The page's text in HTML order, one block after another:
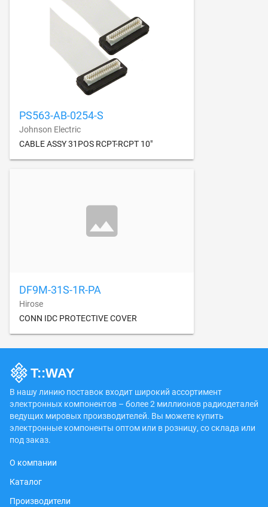
PS563-AB-0254-S
Johnson Electric
CABLE ASSY 31POS RCPT-RCPT 10"
DF9M-31S-1R-PA
Hirose
CONN IDC PROTECTIVE COVER
В нашу линию поставок входит широкий ассортимент
электронных компонентов – более 2 миллионов радиодеталей
ведущих мировых производителей. Вы можете купить
электронные компоненты оптом или в розницу, со склада или
под заказ.
О компании
Каталог
Производители